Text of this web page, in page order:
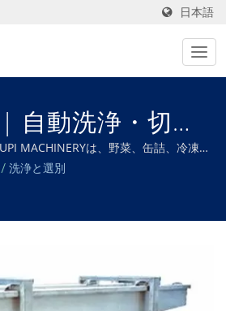
日本語
自動洗浄・切
ング装置メーカ
MACHINERYは、野菜、缶詰、冷凍、
加工ニーズすべてを満たすようにカス
/ 洗浄と選別